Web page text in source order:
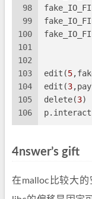
98
99
100
101
102
103
104
105
106
edit(5
edit(3
delete(3)
4nswer’s gift
在malloc比较大